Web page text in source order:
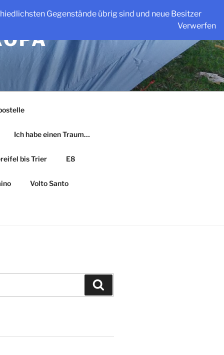
Gegenstände übrig sind und neue Besitzer
Verwerfen
Ich habe einen Traum…
bis Trier E8
Volto Santo